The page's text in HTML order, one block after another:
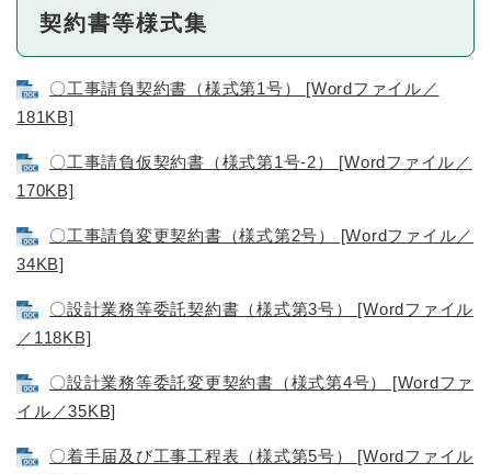
契約書等様式集
〇工事請負契約書（様式第1号） [Wordファイル／
181KB]
〇工事請負仮契約書（様式第1号-2） [Wordファイル／
170KB]
〇工事請負変更契約書（様式第2号） [Wordファイル／
34KB]
〇設計業務等委託契約書（様式第3号） [Wordファイル
／118KB]
〇設計業務等委託変更契約書（様式第4号） [Wordファ
イル／35KB]
〇着手届及び工事工程表（様式第5号） [Wordファイル